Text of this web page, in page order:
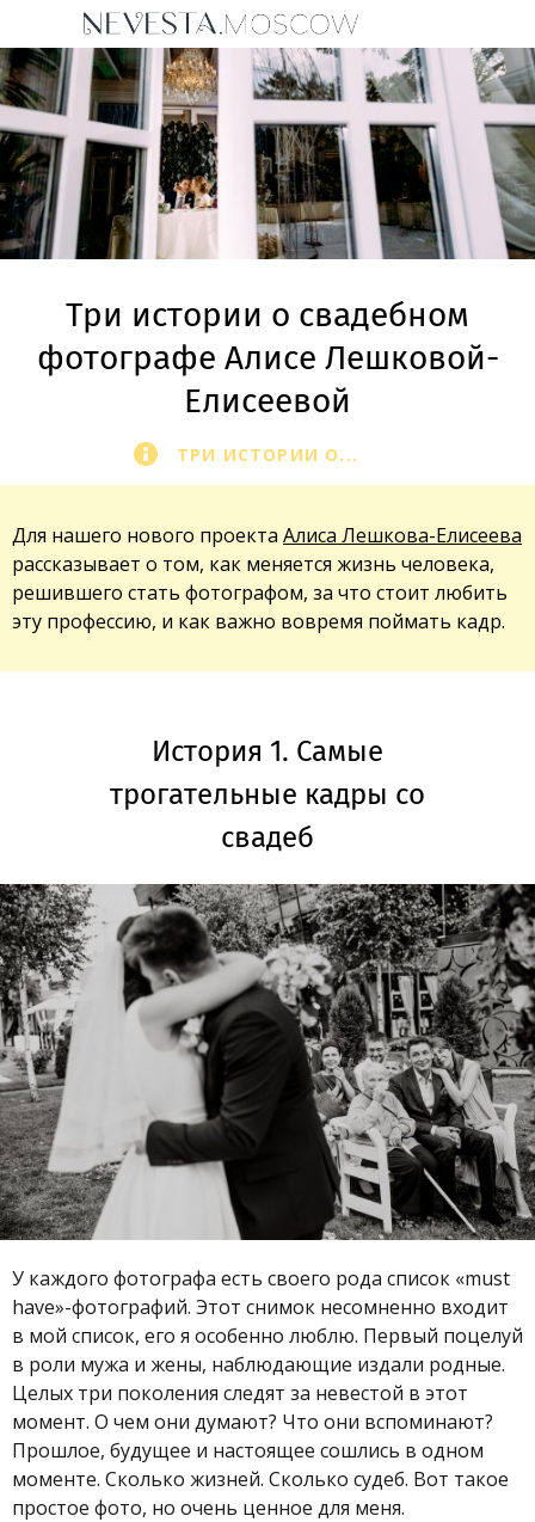
Три истории о свадебном
фотографе Алисе Лешковой-
Елисеевой
ТРИ ИСТОРИИ О...
Для нашего нового проекта Алиса Лешкова-Елисеева
рассказывает о том, как меняется жизнь человека,
решившего стать фотографом, за что стоит любить
эту профессию, и как важно вовремя поймать кадр.
История 1. Самые
трогательные кадры со
свадеб
У каждого фотографа есть своего рода список «must
have»-фотографий. Этот снимок несомненно входит
в мой список, его я особенно люблю. Первый поцелуй
в роли мужа и жены, наблюдающие издали родные.
Целых три поколения следят за невестой в этот
момент. О чем они думают? Что они вспоминают?
Прошлое, будущее и настоящее сошлись в одном
моменте. Сколько жизней. Сколько судеб. Вот такое
простое фото, но очень ценное для меня.